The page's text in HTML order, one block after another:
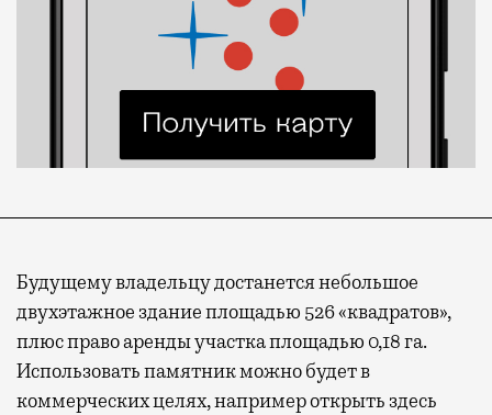
Будущему владельцу достанется небольшое
двухэтажное здание площадью 526 «квадратов»,
плюс право аренды участка площадью 0,18 га.
Использовать памятник можно будет в
коммерческих целях, например открыть здесь